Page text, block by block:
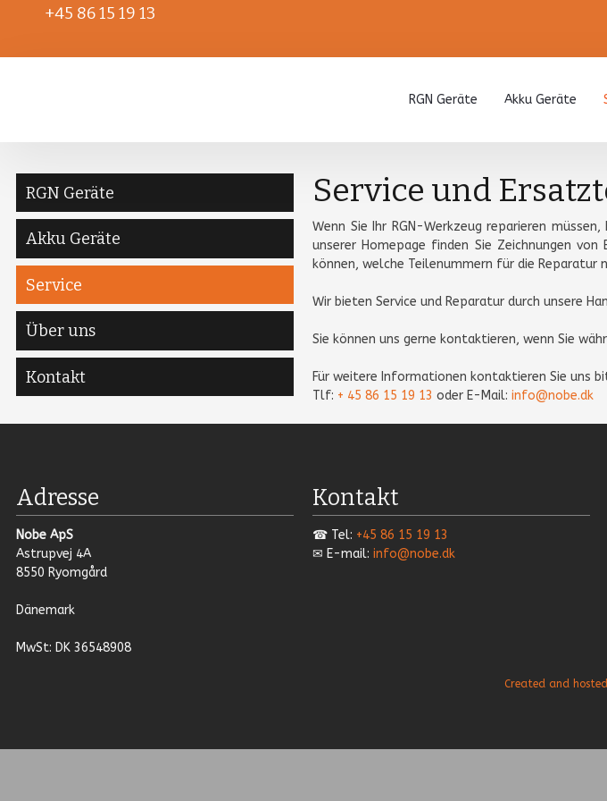
+45 86 15 19 13
RGN Geräte Akku Geräte
RGN Geräte
Akku Geräte
Service
Über uns
Kontakt
Service und
Wenn Sie Ihr RGN-Werkzeug reparieren
unserer Homepage finden Sie Zeichnungen
können, welche Teilenummern für die Reparatur
Wir bieten Service und Reparatur durch unsere
Sie können uns gerne kontaktieren, wenn Sie
​Für weitere Informationen kontaktieren Sie uns
Tlf: + 45 86 15 19 13 oder E-Mail:​info@nobe.dk​
Adresse​
Nobe ApS
Astrupvej 4A
8550 Ryomgård
​Dänemark
MwSt: DK 36548908​
Kontakt
​☎ Tel: +45 86 15 19 13
✉ E-mail:info@nobe.dk
Created and